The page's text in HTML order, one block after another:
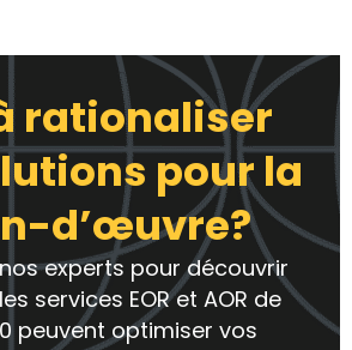
rationaliser
pour la
d’œuvre?
experts pour découvrir
services EOR et AOR de
peuvent optimiser vos